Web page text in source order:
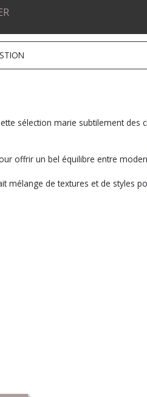
sélection marie subtilement des
offrir un bel équilibre entre
de textures et de styles